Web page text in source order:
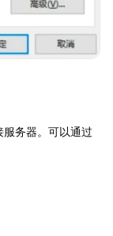
务器。可以通过